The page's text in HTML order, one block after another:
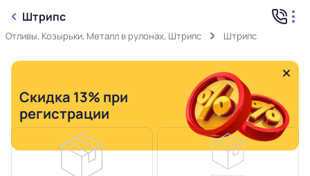
Штрипс
Отливы, Козырьки, Металл в рулонах, Штрипс Штрипс
Скидка 13% при
регистрации